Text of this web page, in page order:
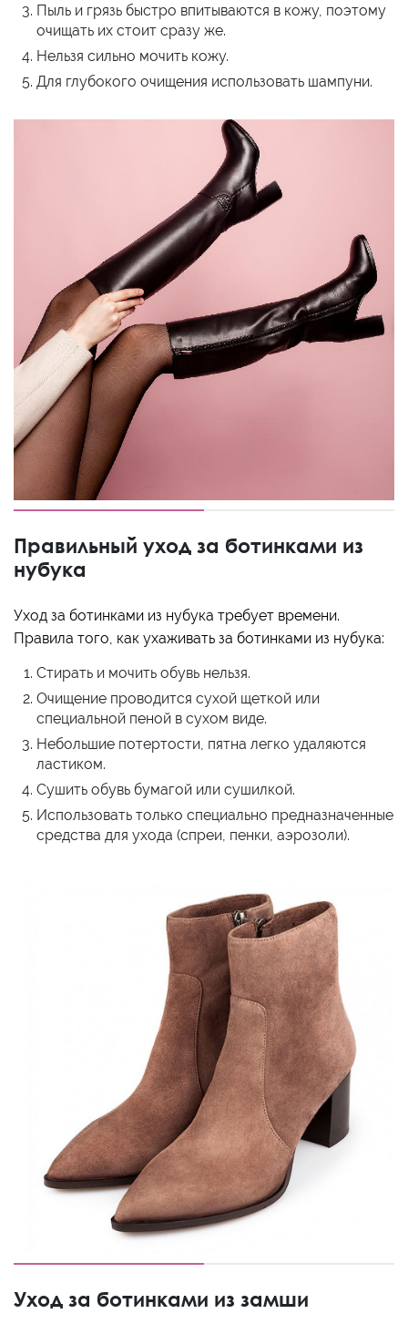
Пыль и грязь быстро впитываются в кожу, поэтому
очищать их стоит сразу же.
Нельзя сильно мочить кожу.
Для глубокого очищения использовать шампуни.
Правильный уход за ботинками из
нубука
Уход за ботинками из нубука требует времени.
Правила того, как ухаживать за ботинками из нубука:
Стирать и мочить обувь нельзя.
Очищение проводится сухой щеткой или
специальной пеной в сухом виде.
Небольшие потертости, пятна легко удаляются
ластиком.
Сушить обувь бумагой или сушилкой.
Использовать только специально предназначенные
средства для ухода (спреи, пенки, аэрозоли).
Уход за ботинками из замши